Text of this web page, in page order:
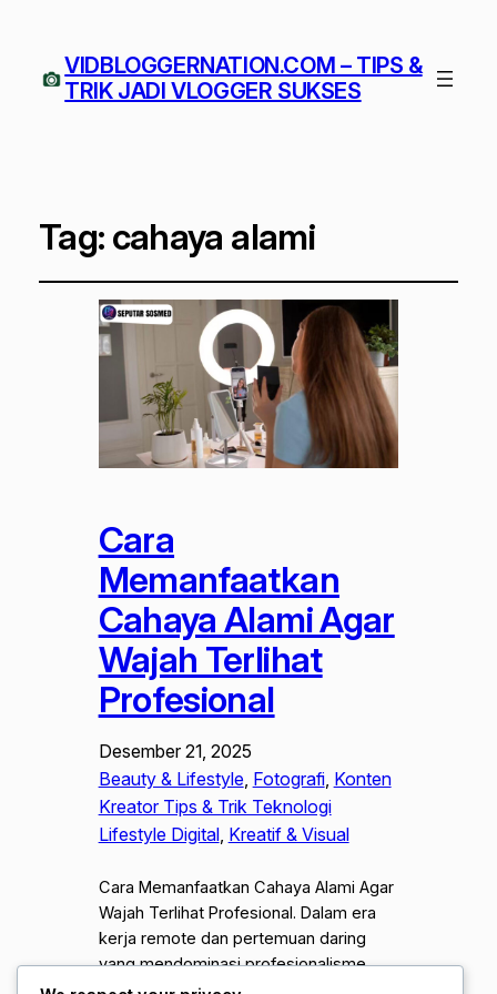
VIDBLOGGERNATION.COM – TIPS &
TRIK JADI VLOGGER SUKSES
Tag: cahaya alami
Cara
Memanfaatkan
Cahaya Alami Agar
Wajah Terlihat
Profesional
Desember 21, 2025
Beauty & Lifestyle, Fotografi, Konten
Kreator Tips & Trik Teknologi
Lifestyle Digital, Kreatif & Visual
Cara Memanfaatkan Cahaya Alami Agar
Wajah Terlihat Profesional. Dalam era
kerja remote dan pertemuan daring
yang mendominasi profesionalisme
saat ini. Kualitas visual saat melakukan